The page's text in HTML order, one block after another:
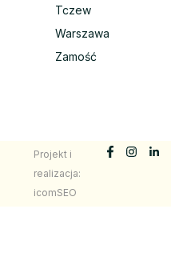
Tczew
Warszawa
Zamość
Projekt i
realizacja:
icomSEO